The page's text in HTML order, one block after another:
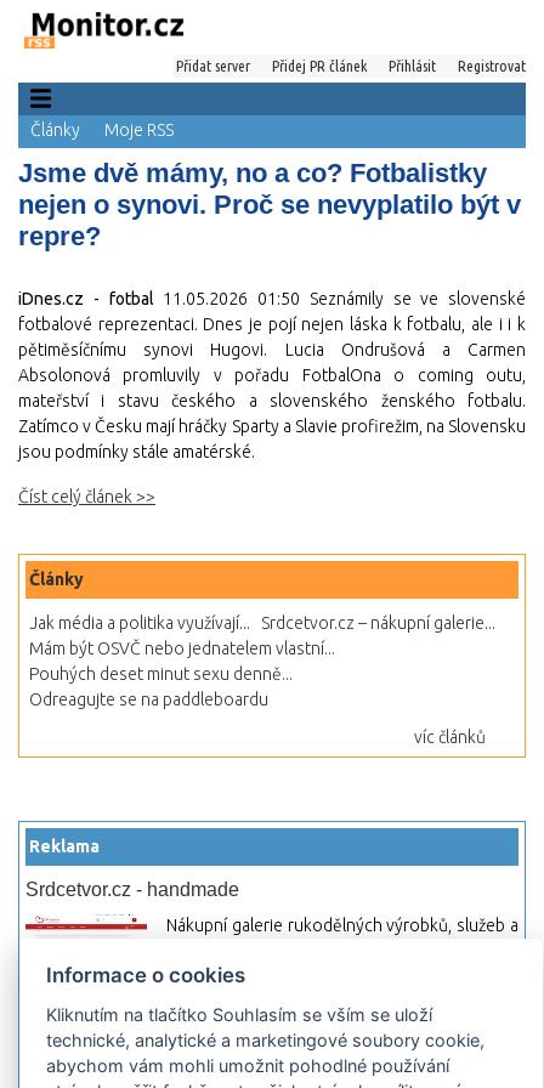
Přidat server Přidej PR článek Přihlásit Registrovat
Články Moje RSS
Jsme dvě mámy, no a co? Fotbalistky
nejen o synovi. Proč se nevyplatilo být v
repre?
iDnes.cz - fotbal 11.05.2026 01:50 Seznámily se ve slovenské
fotbalové reprezentaci. Dnes je pojí nejen láska k fotbalu, ale i i k
pětiměsíčnímu synovi Hugovi. Lucia Ondrušová a Carmen
Absolonová promluvily v pořadu FotbalOna o coming outu,
mateřství i stavu českého a slovenského ženského fotbalu.
Zatímco v Česku mají hráčky Sparty a Slavie profirežim, na Slovensku
jsou podmínky stále amatérské.
Číst celý článek >>
Články
Jak média a politika využívají...
Srdcetvor.cz – nákupní galerie...
Mám být OSVČ nebo jednatelem vlastní...
Pouhých deset minut sexu denně...
Odreagujte se na paddleboardu
víc článků
Reklama
Srdcetvor.cz - handmade
Nákupní galerie rukodělných výrobků, služeb a
začít prodávat nebo jen nakupovat.
Hledej-hosting.cz - webhosting, VPS
hosting
Přehled webhostingových, multihosting a VPS
Informace o cookies
Kliknutím na tlačítko Souhlasím se vším se uloží
technické, analytické a marketingové soubory cookie,
abychom vám mohli umožnit pohodlné používání